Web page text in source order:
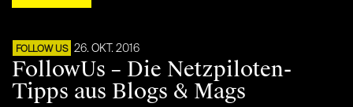
FOLLOW US 26. OKT. 2016
FollowUs – Die Netzpiloten-
Tipps aus Blogs & Mags